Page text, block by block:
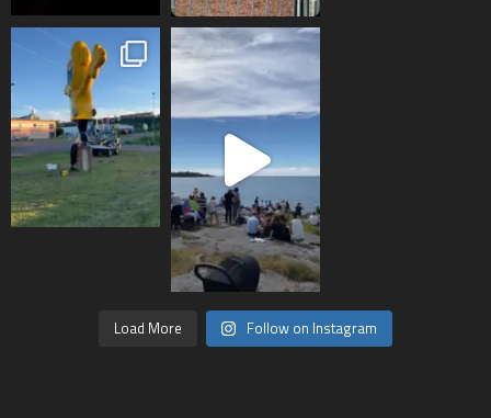
Load More Follow on Instagram